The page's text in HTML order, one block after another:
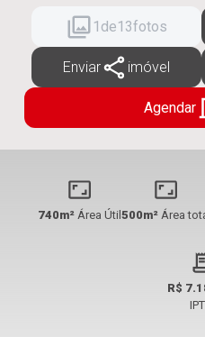
2 de13fotos
Enviar imóvel
Agendar
740m² Área Útil 500m² Área
R$